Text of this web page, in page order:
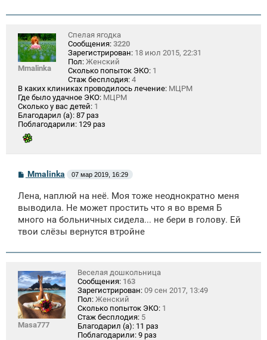
Mmalinka
Спелая ягодка
Сообщения: 3220
Зарегистрирован: 18 июл 2015, 22:31
Пол: Женский
Сколько попыток ЭКО: 1
Стаж бесплодия: 4
В каких клиниках проводилось лечение: МЦРМ
Где было удачное ЭКО: МЦРМ
Сколько у вас детей: 1
Благодарил (а): 87 раз
Поблагодарили: 129 раз
С
о
б
щ
н
и
Mmalinka 07 мар 2019, 16:29
Лена, наплюй на неё. Моя тоже неоднократно меня
выводила. Не может простить что я во время Б
много на больничных сидела... не бери в голову. Ей
твои слёзы вернутся втройне
Masa777
Веселая дошкольница
Сообщения: 163
Зарегистрирован: 09 сен 2017, 13:49
Пол: Женский
Сколько попыток ЭКО: 1
Стаж бесплодия: 5
Благодарил (а): 11 раз
Поблагодарили: 9 раз